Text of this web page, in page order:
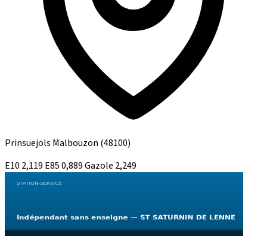
Prinsuejols Malbouzon (48100)
E10 2,119 E850,889Gazole 2,249